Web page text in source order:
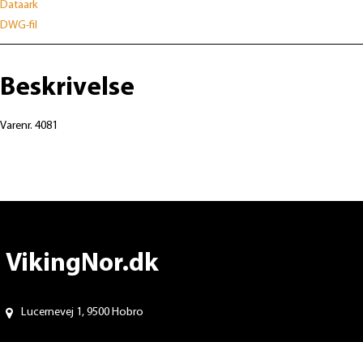
Dataark
DWG-fil
Beskrivelse
Varenr. 4081
VikingNor.dk
Lucernevej 1, 9500 Hobro